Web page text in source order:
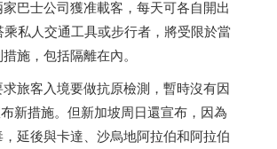
巴士公司獲准載客，每天可各自開出
乘私人交通工具或步行者，將受限於當
施，包括隔離在內。
旅客入境要做抗原檢測，暫時沒有因
新措施。但新加坡周日還宣布，因為
延後與卡達、沙烏地阿拉伯和阿拉伯